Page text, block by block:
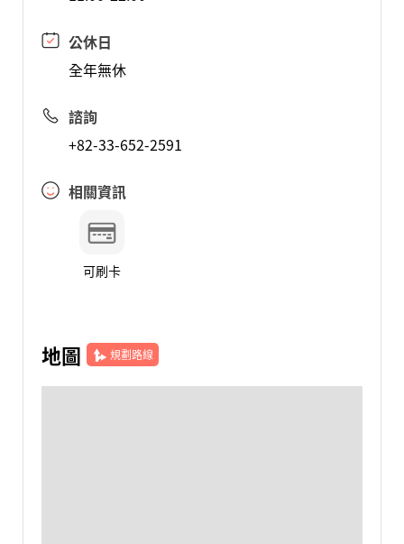
公休日
全年無休
諮詢
+82-33-652-2591
相關資訊
可刷卡
地圖 規劃路線